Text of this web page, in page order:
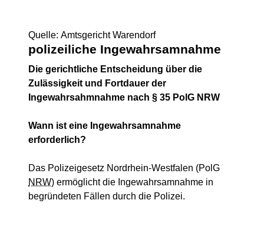
Quelle: Amtsgericht Warendorf
polizeiliche Ingewahrsamnahme
Die gerichtliche Entscheidung über die
Zulässigkeit und Fortdauer der
Ingewahrsahmnahme nach § 35 PolG NRW
Wann ist eine Ingewahrsamnahme
erforderlich?
Das Polizeigesetz Nordrhein-Westfalen (PolG
NRW) ermöglicht die Ingewahrsamnahme in
begründeten Fällen durch die Polizei.